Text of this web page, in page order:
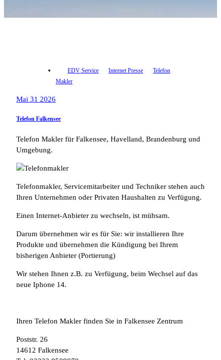
EDV Service Internet Presse
Telefon
Makler
Mai 31 2026
Telefon Falkensee
Telefon Makler für Falkensee, Havelland, Brandenburg und
Umgebung.
Telefonmakler, Servicemitarbeiter und Techniker stehen auch
Ihren Unternehmen oder Privaten Haushalten zu Verfügung.
Einen Internet-Anbieter zu wechseln, ist mühsam.
Darum übernehmen wir es für Sie: wir installieren Ihre
Produkte und übernehmen die Kündigung bei Ihrem
bisherigen Anbieter (Portierung)
Wir stehen Ihnen z.B. zu Verfügung, beim Wechsel auf das
neue Iphone 14.
Ihren Telefon Makler finden Sie in Falkensee Zentrum
Poststr. 26
14612 Falkensee